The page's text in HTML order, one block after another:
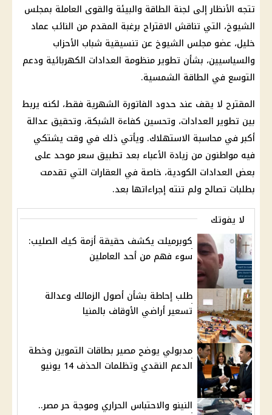
تتجه الأنظار إلى لجنة الطاقة والبيئة والقوى العاملة بمجلس
الشيوخ، التي تناقش الاقتراح برغبة المقدم من النائب عماد
خليل، عضو مجلس الشيوخ عن تنسيقية شباب الأحزاب
والسياسيين، بشأن تطوير منظومة العدادات الكهربائية ودعم
التوسع في الطاقة الشمسية.
المقترح لا يقف عند حدود الفاتورة الشهرية فقط، لكنه يربط
بين تطوير العدادات، وتحسين كفاءة الشبكة، وتحقيق عدالة
أكبر في محاسبة الاستهلاك. ويأتي ذلك في وقت يشتكي
فيه مواطنون من زيادة الأعباء بعد تطبيق سعر موحد على
بعض العدادات الكودية، خاصة في العقارات التي تقدمت
بطلبات تصالح ولم تنته إجراءاتها بعد.
لا يفوتك
كوبرميلت يكشف حقيقة أزمة كيك الصليب:
سوء فهم من أحد العاملين
طلب إحاطة بشأن أصول الزمالك وعدالة
تسعير أراضي الأوقاف بالمنيا
مدبولي يوضح مصير بطاقات التموين وخطة
الدعم النقدي وتظلمات الحذف 14 يونيو
النينو والاحتباس الحراري وموجة حر مصر..